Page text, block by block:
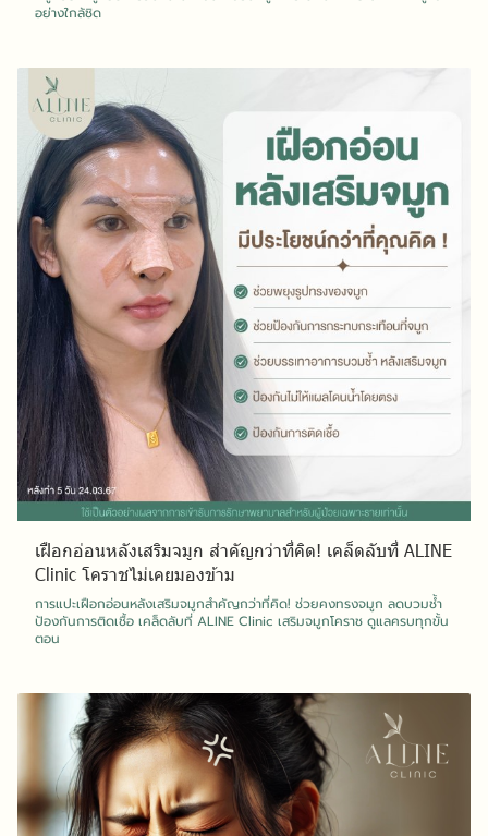
อย่างใกล้ชิด
เฝือกอ่อนหลังเสริมจมูก สำคัญกว่าที่คิด! เคล็ดลับที่ ALINE
Clinic โคราชไม่เคยมองข้าม
การแปะเฝือกอ่อนหลังเสริมจมูกสำคัญกว่าที่คิด! ช่วยคงทรงจมูก ลดบวมช้ำ
ป้องกันการติดเชื้อ เคล็ดลับที่ ALINE Clinic เสริมจมูกโคราช ดูแลครบทุกขั้น
ตอน